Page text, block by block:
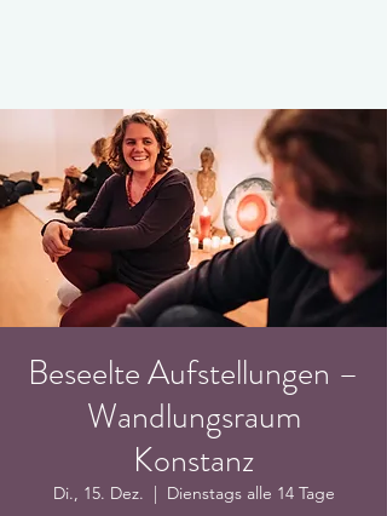
Beseelte Aufstellungen –
Wandlungsraum
Konstanz
Di., 15. Dez.
  |
Dienstags alle 14 Tage